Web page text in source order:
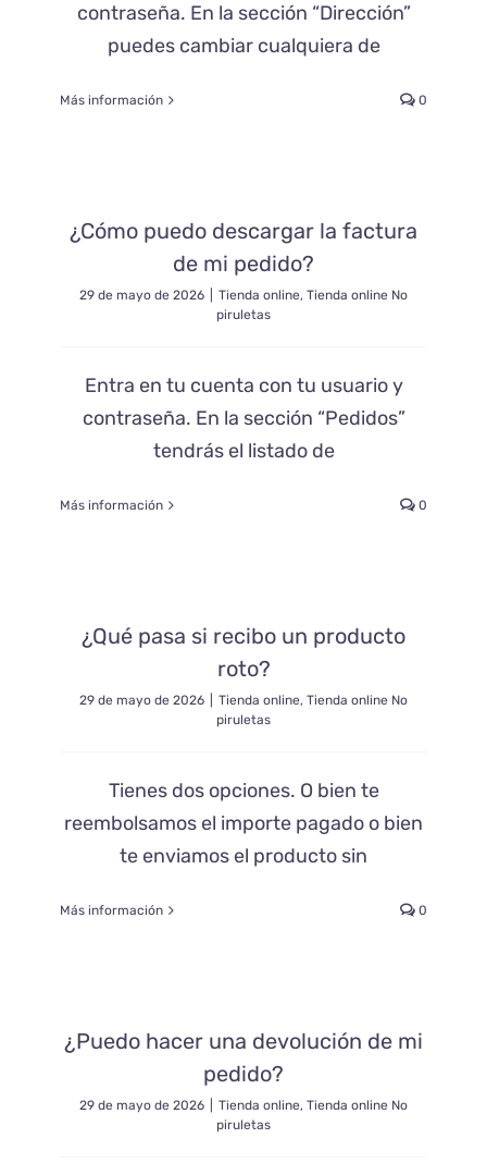
contraseña. En la sección “Dirección”
puedes cambiar cualquiera de
Más información 0
¿Cómo puedo descargar la factura
de mi pedido?
29 de mayo de 2026 Tienda online, Tienda online No
piruletas
Entra en tu cuenta con tu usuario y
contraseña. En la sección “Pedidos”
tendrás el listado de
Más información 0
¿Qué pasa si recibo un producto
roto?
29 de mayo de 2026 Tienda online, Tienda online No
piruletas
Tienes dos opciones. O bien te
reembolsamos el importe pagado o bien
te enviamos el producto sin
Más información 0
¿Puedo hacer una devolución de mi
pedido?
29 de mayo de 2026 Tienda online, Tienda online No
piruletas